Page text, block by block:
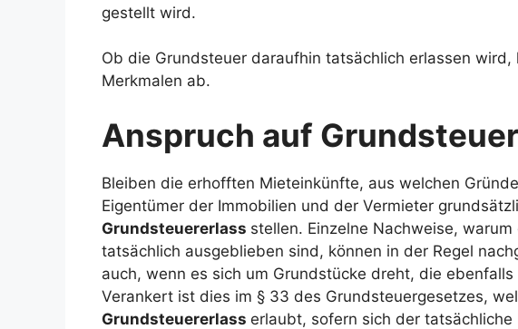
gestellt wird.
Ob die Grundsteuer daraufhin tatsächlich erlassen
Merkmalen ab.
Anspruch auf
Bleiben die erhofften Mieteinkünfte, aus welchen
Eigentümer der Immobilien und der Vermieter
Grundsteuererlass stellen. Einzelne Nachweise,
tatsächlich ausgeblieben sind, können in der Regel
auch, wenn es sich um Grundstücke dreht, die
Verankert ist dies im § 33 des Grundsteuergesetzes,
Grundsteuererlass erlaubt, sofern sich der